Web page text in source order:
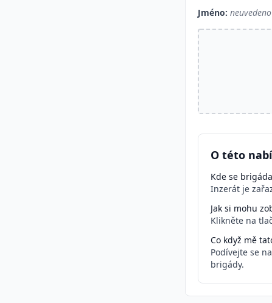
Jméno: neuvedeno
O této
Kde se
Inzerát je
Jak si mohu
Klikněte na
Co když mě
Podívejte se
brigády.